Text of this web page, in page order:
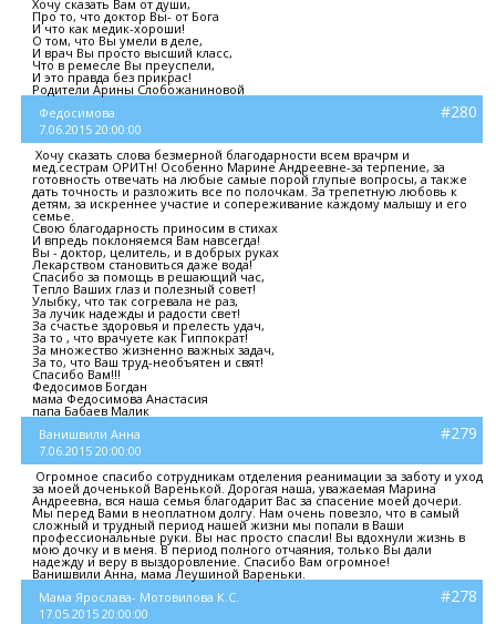
Хочу сказать Вам от души,
Про то, что доктор Вы- от Бога
И что как медик-хороши!
О том, что Вы умели в деле,
И врач Вы просто высший класс,
Что в ремесле Вы преуспели,
И это правда без прикрас!
Родители Арины Слобожаниновой
Федосимова
7.06.2015 20:00:00
#280
Хочу сказать слова безмерной благодарности всем врачрм и
мед.сестрам ОРИТн! Особенно Марине Андреевне-за терпение, за
готовность отвечать на любые самые порой глупые вопросы, а также
дать точность и разложить все по полочкам. За трепетную любовь к
детям, за искреннее участие и сопереживание каждому малышу и его
семье.
Свою благодарность приносим в стихах
И впредь поклоняемся Вам навсегда!
Вы - доктор, целитель, и в добрых руках
Лекарством становиться даже вода!
Спасибо за помощь в решающий час,
Тепло Ваших глаз и полезный совет!
Улыбку, что так согревала не раз,
За лучик надежды и радости свет!
За счастье здоровья и прелесть удач,
За то , что врачуете как Гиппократ!
За множество жизненно важных задач,
За то, что Ваш труд-необъятен и свят!
Спасибо Вам!!!
Федосимов Богдан
мама Федосимова Анастасия
папа Бабаев Малик
Ванишвили Анна
7.06.2015 20:00:00
#279
Огромное спасибо сотрудникам отделения реанимации за заботу и уход
за моей доченькой Варенькой. Дорогая наша, уважаемая Марина
Андреевна, вся наша семья благодарит Вас за спасение моей дочери.
Мы перед Вами в неоплатном долгу. Нам очень повезло, что в самый
сложный и трудный период нашей жизни мы попали в Ваши
профессиональные руки. Вы нас просто спасли! Вы вдохнули жизнь в
мою дочку и в меня. В период полного отчаяния, только Вы дали
надежду и веру в выздоровление. Спасибо Вам огромное!
Ванишвили Анна, мама Леушиной Вареньки.
Мама Ярослава- Мотовилова К.С.
17.05.2015 20:00:00
#278